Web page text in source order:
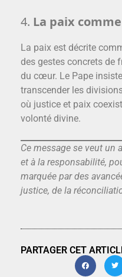
4. La paix
La paix est décrite
des gestes concrets de
du cœur. Le Pape
transcender les
où justice et paix
volonté divine.
Ce message se veut un
et à la responsabilité,
marquée par des
justice, de la
PARTAGER CET